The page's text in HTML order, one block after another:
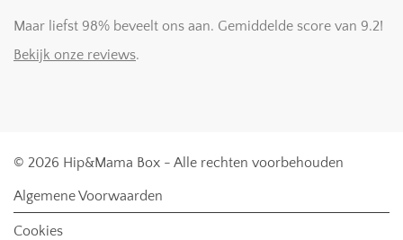
Maar liefst 98% beveelt ons aan. Gemiddelde score van 9.2!
Bekijk onze reviews.
© 2026 Hip&Mama Box - Alle rechten voorbehouden
Algemene Voorwaarden
Cookies